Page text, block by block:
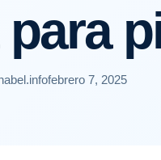
febrero 7, 2025